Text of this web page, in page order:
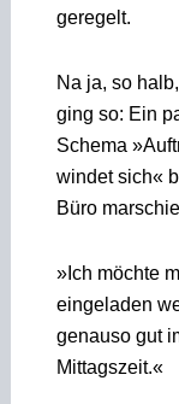
geregelt.
Na ja, so
ging so: Ein
Schema
windet­ sich«
Büro
»Ich möchte
eingeladen
genauso gut
Mittagszeit.«